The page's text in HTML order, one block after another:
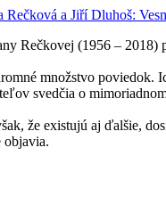
Rečkovej (1956 – 2018)
množstvo poviedok.
svedčia o
že existujú aj ďalšie,
objavia.